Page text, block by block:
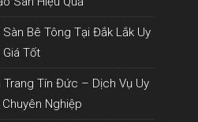
Bê Tông Tại Đắk Lắk Uy
Tốt
Trang Tín Đức – Dịch Vụ Uy
Nghiệp